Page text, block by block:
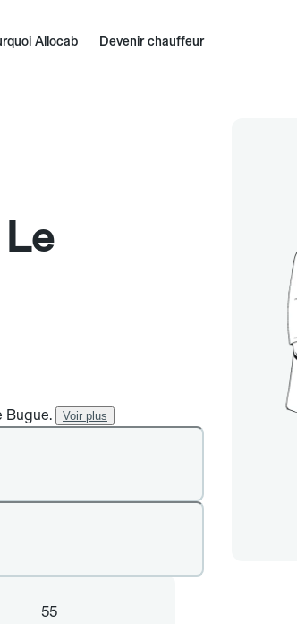
Allocab Devenir chauffeur
Bugue. Voir plus
55